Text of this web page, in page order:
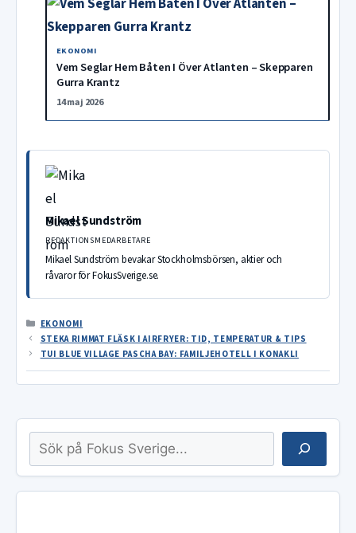
EKONOMI
Vem Seglar Hem Båten I Över Atlanten – Skepparen
Gurra Krantz
14 maj 2026
Mikael Sundström
REDAKTIONSMEDARBETARE
Mikael Sundström bevakar Stockholmsbörsen, aktier och
råvaror för FokusSverige.se.
KATEGORIER
EKONOMI
STEKA RIMMAT FLÄSK I AIRFRYER: TID, TEMPERATUR & TIPS
TUI BLUE VILLAGE PASCHA BAY: FAMILJEHOTELL I KONAKLI
Sök